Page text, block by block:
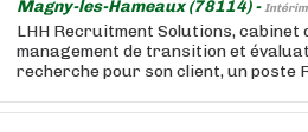
Magny-les-Hameaux (78114) -
LHH Recruitment Solutions,
management de transition et
recherche pour son client, un poste